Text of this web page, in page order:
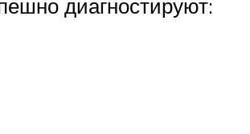
диагностируют: